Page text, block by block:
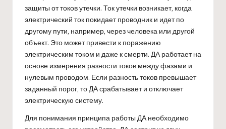
защиты от токов утечки. Ток утечки возникает, когда
электрический ток покидает проводник и идет по
другому пути, например, через человека или другой
объект. Это может привести к поражению
электрическим током и даже к смерти. ДА работает на
основе измерения разности токов между фазами и
нулевым проводом. Если разность токов превышает
заданный порог, то ДА срабатывает и отключает
электрическую систему.
Для понимания принципа работы ДА необходимо